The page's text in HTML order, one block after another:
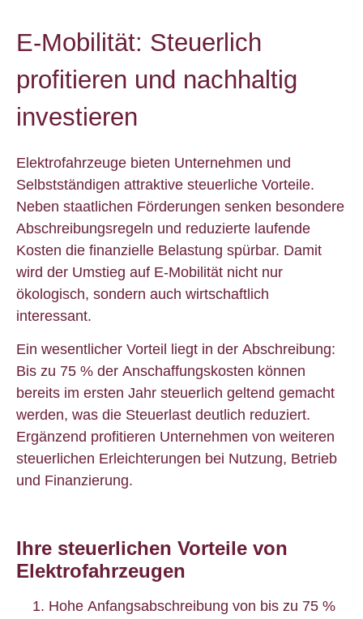
E-Mobilität: Steuerlich
profitieren und nachhaltig
investieren
Elektrofahrzeuge bieten Unternehmen und
Selbstständigen attraktive steuerliche Vorteile.
Neben staatlichen Förderungen senken besondere
Abschreibungsregeln und reduzierte laufende
Kosten die finanzielle Belastung spürbar. Damit
wird der Umstieg auf E-Mobilität nicht nur
ökologisch, sondern auch wirtschaftlich
interessant.
Ein wesentlicher Vorteil liegt in der Abschreibung:
Bis zu 75 % der Anschaffungskosten können
bereits im ersten Jahr steuerlich geltend gemacht
werden, was die Steuerlast deutlich reduziert.
Ergänzend profitieren Unternehmen von weiteren
steuerlichen Erleichterungen bei Nutzung, Betrieb
und Finanzierung.
Ihre steuerlichen Vorteile von
Elektrofahrzeugen
Hohe Anfangsabschreibung von bis zu 75 %